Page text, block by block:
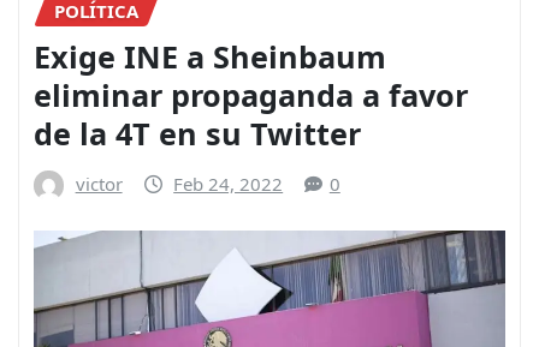
POLÍTICA
Exige INE a Sheinbaum
eliminar propaganda a favor
de la 4T en su Twitter
victor Feb 24, 2022 0